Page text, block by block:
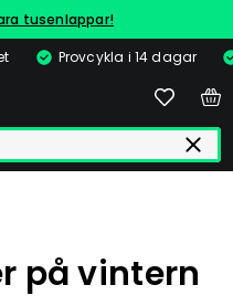
tusenlappar!
Provcykla i 14 dagar
på vintern